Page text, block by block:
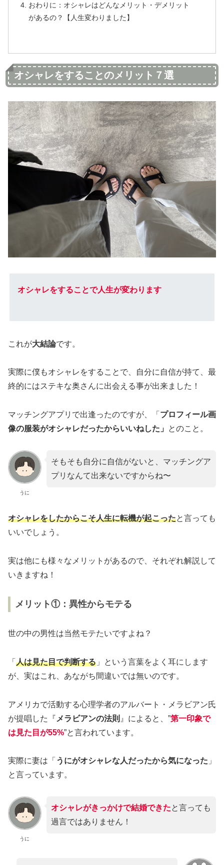
おわりに：オシャレはどんなメリット・デメリット
があるの？【人生変わりました】
オシャレをすることのメリット７選
オシャレをすることで人生が変わります
これが大結論です。
実際に僕もオシャレをすることで、自分に自信が持て、最
終的にはステキな奥さんに出会える事が出来ました！
マッチングアプリで出逢ったのですが、「 プロフィール画
像の服装がオシャレだったからいいねした」
とのこと。
うに
そもそも自分に自信がないと、マッチングア
プリなんて出来ないですからね〜
オシャレをしたからこそ人生に転機が起こったと言っても
いいでしょう。
実は他にも様々なメリットがあるので、それぞれ解説して
いきますね！
メリット①：異性からモテる
世の中の男性は当然モテたいですよね？
「 人は見た目で判断する 」という言葉をよく耳にします
が、実はこれ、あながち間違いでは無いのです。
アメリカで活動する心理学者のアルバート・メラビアン氏
が提唱した『 メラビアンの法則 』によると、”第一印象で
は見た目が55%”と言われています。
実際に妻は「 うにがオシャレな人だったから気になった 」
と言っています。
うに
オシャレがきっかけで結婚できたと言っても
過言ではありません！